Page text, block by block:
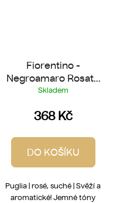
Fiorentino -
Negroamaro Rosato
2025
Skladem
368 Kč
DO KOŠÍKU
Puglia | rosé, suché | Svěží a
aromatické! Jemné tóny